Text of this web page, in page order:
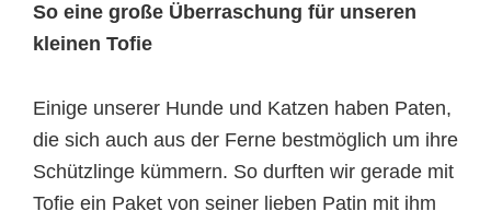
So eine große Überraschung für unseren
kleinen Tofie
Einige unserer Hunde und Katzen haben Paten,
die sich auch aus der Ferne bestmöglich um ihre
Schützlinge kümmern. So durften wir gerade mit
Tofie ein Paket von seiner lieben Patin mit ihm